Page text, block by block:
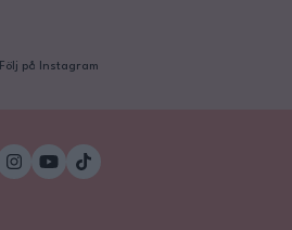
Följ på Instagram